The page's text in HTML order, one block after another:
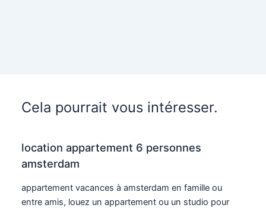
Cela pourrait vous intéresser.
location appartement 6 personnes
amsterdam
appartement vacances à amsterdam en famille ou
entre amis, louez un appartement ou un studio pour